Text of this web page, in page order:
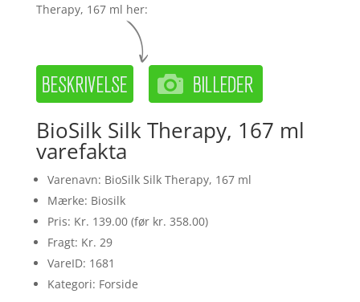
Therapy, 167 ml her:
BioSilk Silk Therapy, 167 ml
varefakta
Varenavn: BioSilk Silk Therapy, 167 ml
Mærke: Biosilk
Pris: Kr. 139.00 (før kr. 358.00)
Fragt: Kr. 29
VareID: 1681
Kategori: Forside